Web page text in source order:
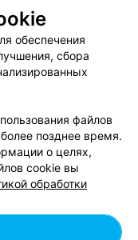
Минске
обеспечения
сбора
файлов
позднее время.
о целях,
cookie вы
обработки